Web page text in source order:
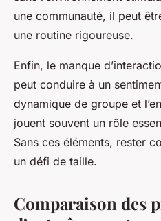
une communauté, il peut
une routine rigoureuse.
Enfin, le manque
peut conduire à un
dynamique de groupe et
jouent souvent un rôle
Sans ces éléments, rester
un défi de taille.
Comparaison des